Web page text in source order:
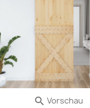
 Vorschau